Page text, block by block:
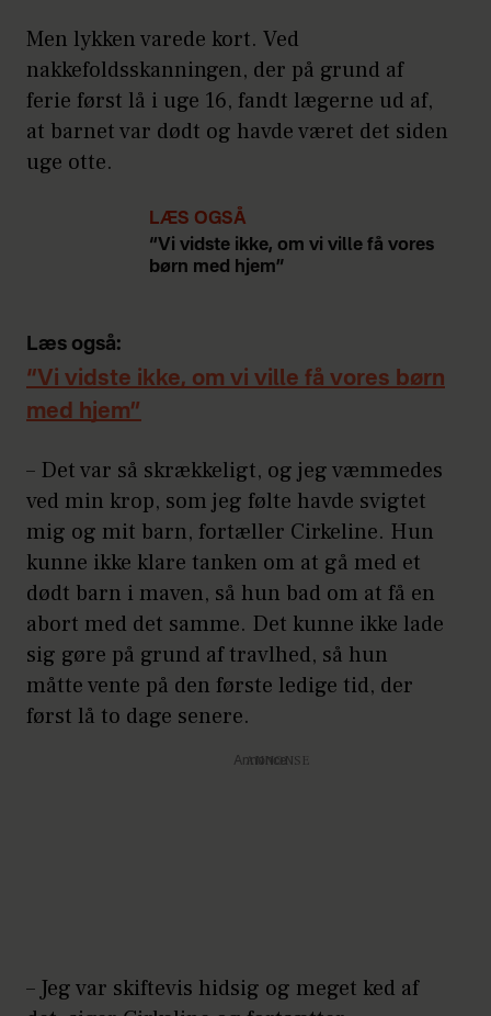
samtlige forsøg mislykkes, kan I
fortsætte i det private, hvor I selv
dækker alle omkostninger. Tre
inseminationsforsøg koster fra cirka
35.000 kroner, mens tre
reagensglasbehandlinger inklusive
medicin hurtigt løber op i 60.000
reagensglasbehandling får frosset æg
ned, kan du inden for de følgende fem
år blive befrugtet med et eller flere af
disse æg. Denne behandling er
dækket af det offentlige.
Kilder: Hvidovre Hospitals
Fertilitetsklinik, Dansk
Fertilitetsselskab, Netdoktor.dk,
Apoteket.dk
Men lykken varede kort. Ved
nakkefoldsskanningen, der på grund af
ferie først lå i uge 16, fandt lægerne ud af,
at barnet var dødt og havde været det siden
uge otte.
LÆS OGSÅ
“Vi vidste ikke, om vi ville få vores
børn med hjem”
Læs også:
“Vi vidste ikke, om vi ville få vores børn
med hjem”
– Det var så skrækkeligt, og jeg væmmedes
ved min krop, som jeg følte havde svigtet
mig og mit barn, fortæller Cirkeline. Hun
kunne ikke klare tanken om at gå med et
dødt barn i maven, så hun bad om at få en
abort med det samme. Det kunne ikke lade
sig gøre på grund af travlhed, så hun
måtte vente på den første ledige tid, der
først lå to dage senere.
Annonce
– Jeg var skiftevis hidsig og meget ked af